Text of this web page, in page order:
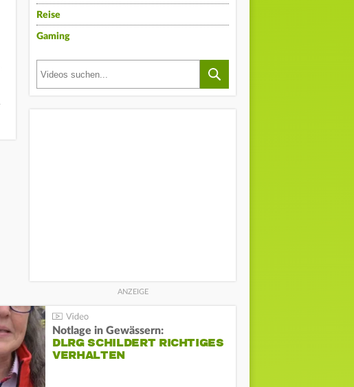
Reise
Gaming
Notlage in Gewässern:
DLRG SCHILDERT RICHTIGES
VERHALTEN